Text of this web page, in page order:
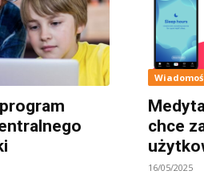
chce
16/05/2025